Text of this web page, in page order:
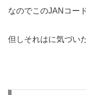
なのでこのJANコー
但しそれはに気づい